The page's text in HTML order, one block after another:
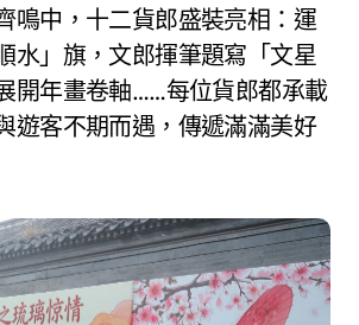
鳴中，十二貨郎盛裝亮相：運
水」旗，文郎揮筆題寫「文星
開年畫卷軸……每位貨郎都承載
遊客不期而遇，傳遞滿滿美好